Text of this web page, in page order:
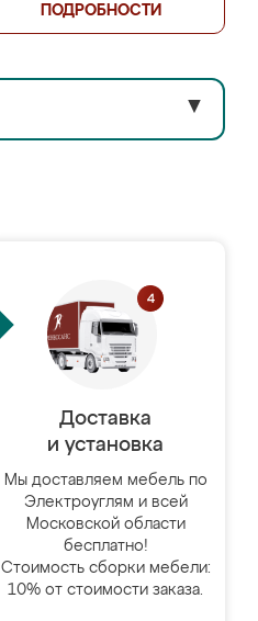
ПОДРОБНОСТИ
▼
Доставка
и установка
Мы доставляем мебель по
Электроуглям и всей
Московской области
бесплатно!
Стоимость сборки мебели:
10% от стоимости заказа.